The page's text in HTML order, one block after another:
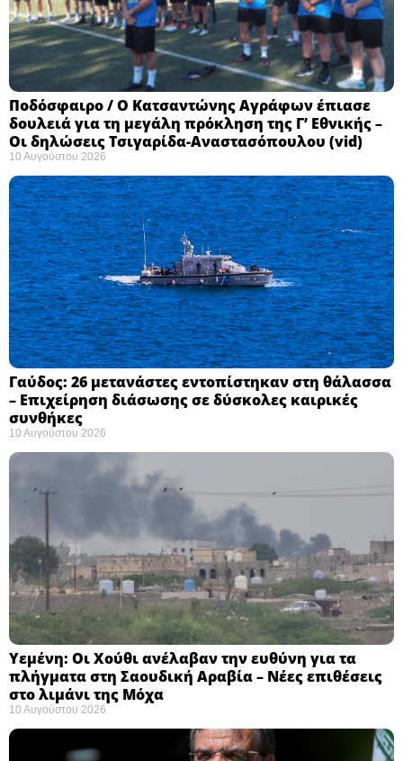
Ποδόσφαιρο / Ο Κατσαντώνης Αγράφων έπιασε
δουλειά για τη μεγάλη πρόκληση της Γ’ Εθνικής –
Οι δηλώσεις Τσιγαρίδα-Αναστασόπουλου (vid)
10 Αυγούστου 2026
Γαύδος: 26 μετανάστες εντοπίστηκαν στη θάλασσα
– Επιχείρηση διάσωσης σε δύσκολες καιρικές
συνθήκες ​
10 Αυγούστου 2026
Υεμένη: Οι Χούθι ανέλαβαν την ευθύνη για τα
πλήγματα στη Σαουδική Αραβία – Νέες επιθέσεις
στο λιμάνι της Μόχα ​
10 Αυγούστου 2026